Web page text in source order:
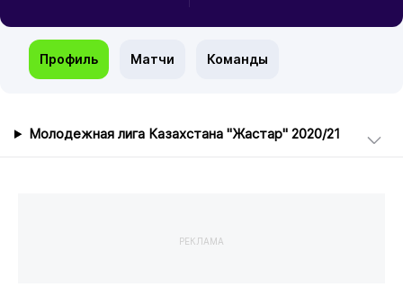
Профиль Матчи Команды
Молодежная лига Казахстана "Жастар" 2020/21
РЕКЛАМА